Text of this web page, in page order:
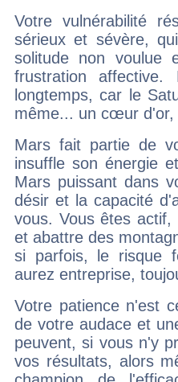
Votre vulnérabilité
sérieux et sévère,
solitude non voulue
frustration
longtemps, car le
même... un cœur d'or,
Mars fait partie de
insuffle son énergie
Mars puissant dans
désir et la capacité
vous. Vous êtes
et abattre des
si parfois, le risque
aurez entreprise,
Votre patience n'est
de votre audace et
peuvent, si vous n'y
vos résultats, alors